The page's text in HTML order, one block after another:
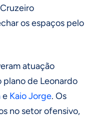
os espaços pelo
atuação
plano de Leonardo
e Kaio Jorge. Os
no setor ofensivo,